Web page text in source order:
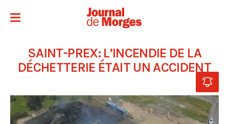
SAINT-PREX: L’INCENDIE DE LA
DÉCHETTERIE ÉTAIT UN ACCIDENT